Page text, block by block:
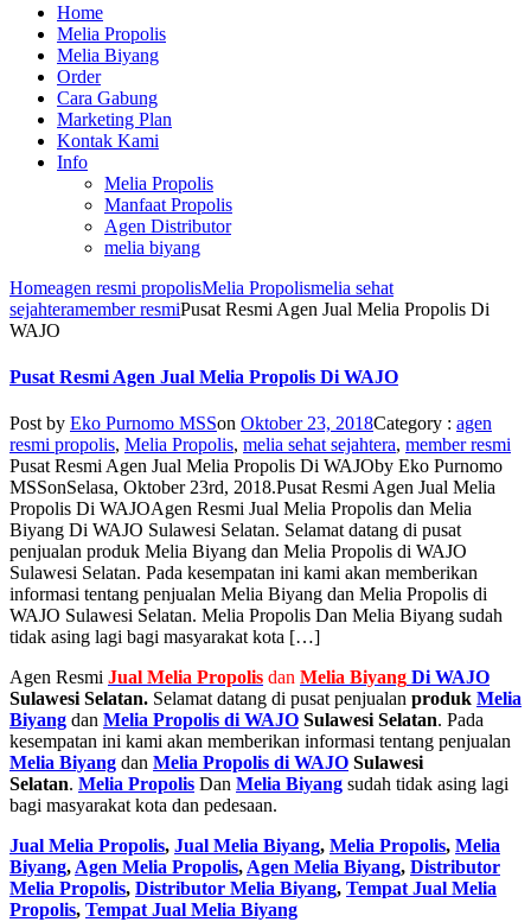
Home
Melia Propolis
Melia Biyang
Order
Cara Gabung
Marketing Plan
Kontak Kami
Info
Melia Propolis
Manfaat Propolis
Agen Distributor
melia biyang
Homeagen resmi propolisMelia Propolismelia sehat
sejahteramember resmiPusat Resmi Agen Jual Melia Propolis Di
WAJO
Pusat Resmi Agen Jual Melia Propolis Di WAJO
Post by Eko Purnomo MSSon Oktober 23, 2018Category : agen
resmi propolis, Melia Propolis, melia sehat sejahtera, member resmi
Pusat Resmi Agen Jual Melia Propolis Di WAJOby Eko Purnomo
MSSonSelasa, Oktober 23rd, 2018.Pusat Resmi Agen Jual Melia
Propolis Di WAJOAgen Resmi Jual Melia Propolis dan Melia
Biyang Di WAJO Sulawesi Selatan. Selamat datang di pusat
penjualan produk Melia Biyang dan Melia Propolis di WAJO
Sulawesi Selatan. Pada kesempatan ini kami akan memberikan
informasi tentang penjualan Melia Biyang dan Melia Propolis di
WAJO Sulawesi Selatan. Melia Propolis Dan Melia Biyang sudah
tidak asing lagi bagi masyarakat kota […]
Agen Resmi Jual Melia Propolis dan Melia Biyang Di WAJO
Sulawesi Selatan. Selamat datang di pusat penjualan produk Melia
Biyang dan Melia Propolis di WAJO Sulawesi Selatan. Pada
kesempatan ini kami akan memberikan informasi tentang penjualan
Melia Biyang dan Melia Propolis di WAJO Sulawesi
Selatan. Melia Propolis Dan Melia Biyang sudah tidak asing lagi
bagi masyarakat kota dan pedesaan.
Jual Melia Propolis, Jual Melia Biyang, Melia Propolis, Melia
Biyang, Agen Melia Propolis, Agen Melia Biyang, Distributor
Melia Propolis, Distributor Melia Biyang, Tempat Jual Melia
Propolis, Tempat Jual Melia Biyang